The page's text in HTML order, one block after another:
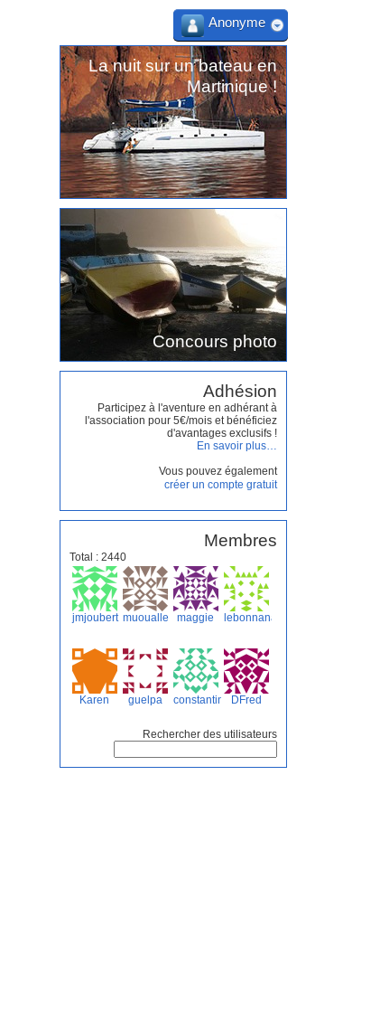
La nuit sur un bateau en
Martinique !
Concours photo
Adhésion
Participez à l'aventure en adhérant à
l'association pour 5€/mois et bénéficiez
d'avantages exclusifs !
En savoir plus…
Vous pouvez également
créer un compte gratuit
Membres
Total : 2440
jmjoubert muoualle maggie lebonnana
Karen guelpa constantin17DFred
Rechercher des utilisateurs
Anonyme